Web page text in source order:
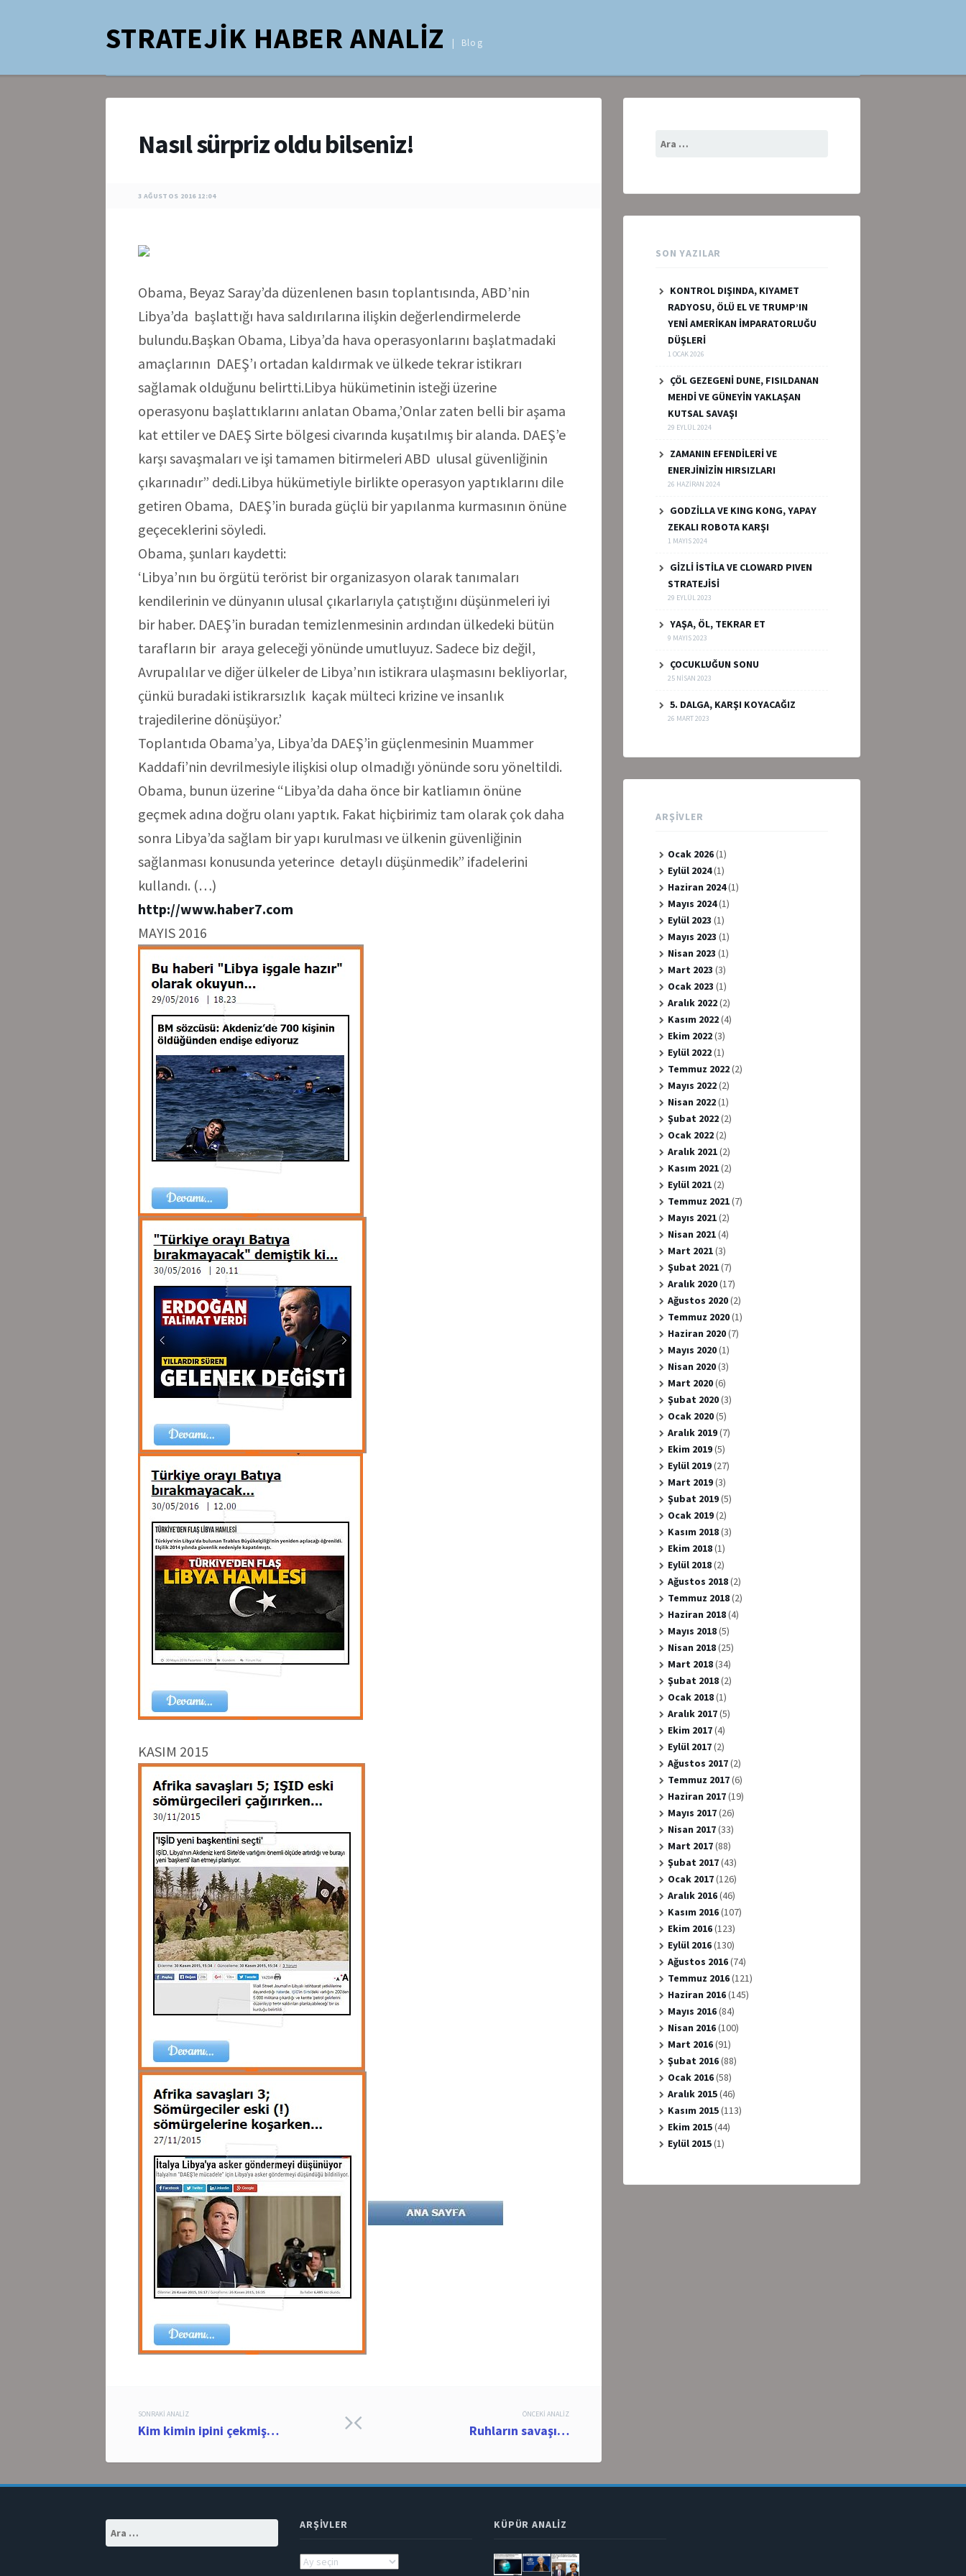
STRATEJİK HABER ANALİZ Blog
Nasıl sürpriz oldu bilseniz!
3 AĞUSTOS 2016 12:04
Obama, Beyaz Saray’da düzenlenen basın toplantısında, ABD’nin
Libya’da başlattığı hava saldırılarına ilişkin değerlendirmelerde
bulundu.Başkan Obama, Libya’da hava operasyonlarını başlatmadaki
amaçlarının DAEŞ’ı ortadan kaldırmak ve ülkede tekrar istikrarı
sağlamak olduğunu belirtti.Libya hükümetinin isteği üzerine
operasyonu başlattıklarını anlatan Obama,’Onlar zaten belli bir aşama
kat ettiler ve DAEŞ Sirte bölgesi civarında kuşatılmış bir alanda. DAEŞ’e
karşı savaşmaları ve işi tamamen bitirmeleri ABD ulusal güvenliğinin
çıkarınadır” dedi.Libya hükümetiyle birlikte operasyon yaptıklarını dile
getiren Obama, DAEŞ’in burada güçlü bir yapılanma kurmasının önüne
geçeceklerini söyledi.
Obama, şunları kaydetti:
‘Libya’nın bu örgütü terörist bir organizasyon olarak tanımaları
kendilerinin ve dünyanın ulusal çıkarlarıyla çatıştığını düşünmeleri iyi
bir haber. DAEŞ’in buradan temizlenmesinin ardından ülkedeki bütün
tarafların bir araya geleceği yönünde umutluyuz. Sadece biz değil,
Avrupalılar ve diğer ülkeler de Libya’nın istikrara ulaşmasını bekliyorlar,
çünkü buradaki istikrarsızlık kaçak mülteci krizine ve insanlık
trajedilerine dönüşüyor.’
Toplantıda Obama’ya, Libya’da DAEŞ’in güçlenmesinin Muammer
Kaddafi’nin devrilmesiyle ilişkisi olup olmadığı yönünde soru yöneltildi.
Obama, bunun üzerine “Libya’da daha önce bir katliamın önüne
geçmek adına doğru olanı yaptık. Fakat hiçbirimiz tam olarak çok daha
sonra Libya’da sağlam bir yapı kurulması ve ülkenin güvenliğinin
sağlanması konusunda yeterince detaylı düşünmedik” ifadelerini
kullandı. (…)
http://www.haber7.com
MAYIS 2016
KASIM 2015
Post
ÖNCEKI ANALIZ
Ruhların savaşı…
SONRAKI ANALIZ
Kim kimin ipini çekmiş…
SON YAZILAR
KONTROL DIŞINDA, KIYAMET
RADYOSU, ÖLÜ EL VE TRUMP’IN
YENİ AMERİKAN İMPARATORLUĞU
DÜŞLERİ
1 OCAK 2026
ÇÖL GEZEGENİ DUNE, FISILDANAN
MEHDİ VE GÜNEYİN YAKLAŞAN
KUTSAL SAVAŞI
29 EYLÜL 2024
ZAMANIN EFENDİLERİ VE
ENERJİNİZİN HIRSIZLARI
26 HAZIRAN 2024
GODZİLLA VE KING KONG, YAPAY
ZEKALI ROBOTA KARŞI
1 MAYIS 2024
GİZLİ İSTİLA VE CLOWARD PIVEN
STRATEJİSİ
29 EYLÜL 2023
YAŞA, ÖL, TEKRAR ET
9 MAYIS 2023
ÇOCUKLUĞUN SONU
25 NISAN 2023
5. DALGA, KARŞI KOYACAĞIZ
26 MART 2023
ARŞIVLER
Ocak 2026(1)
Eylül 2024(1)
Haziran 2024(1)
Mayıs 2024(1)
Eylül 2023 (1)
Mayıs 2023 (1)
Nisan 2023 (1)
Mart 2023 (3)
Ocak 2023 (1)
Aralık 2022(2)
Kasım 2022(4)
Ekim 2022(3)
Eylül 2022(1)
Temmuz 2022(2)
Mayıs 2022(2)
Nisan 2022(1)
Şubat 2022(2)
Ocak 2022(2)
Aralık 2021(2)
Kasım 2021(2)
Eylül 2021(2)
Temmuz 2021(7)
Mayıs 2021(2)
Nisan 2021(4)
Mart 2021(3)
Şubat 2021(7)
Aralık 2020(17)
Ağustos 2020(2)
Temmuz 2020(1)
Haziran 2020(7)
Mayıs 2020(1)
Nisan 2020(3)
Mart 2020(6)
Şubat 2020(3)
Ocak 2020(5)
Aralık 2019(7)
Ekim 2019(5)
Eylül 2019(27)
Mart 2019(3)
Şubat 2019(5)
Ocak 2019(2)
Kasım 2018(3)
Ekim 2018(1)
Eylül 2018(2)
Ağustos 2018(2)
Temmuz 2018(2)
Haziran 2018(4)
Mayıs 2018(5)
Nisan 2018(25)
Mart 2018(34)
Şubat 2018(2)
Ocak 2018(1)
Aralık 2017(5)
Ekim 2017(4)
Eylül 2017(2)
Ağustos 2017(2)
Temmuz 2017(6)
Haziran 2017(19)
Mayıs 2017(26)
Nisan 2017(33)
Mart 2017(88)
Şubat 2017(43)
Ocak 2017(126)
Aralık 2016(46)
Kasım 2016(107)
Ekim 2016(123)
Eylül 2016(130)
Ağustos 2016(74)
Temmuz 2016(121)
Haziran 2016(145)
Mayıs 2016(84)
Nisan 2016(100)
Mart 2016(91)
Şubat 2016(88)
Ocak 2016(58)
Aralık 2015(46)
Kasım 2015(113)
Ekim 2015(44)
Eylül 2015(1)
ARŞIVLER
Arşivler
KÜPÜR ANALIZ